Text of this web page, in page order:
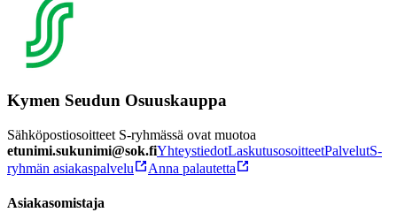
Kymen Seudun Osuuskauppa
Sähköpostiosoitteet S-ryhmässä ovat muotoa
etunimi.sukunimi@sok.fiYhteystiedotLaskutusosoitteetPalvelutS-
ryhmän asiakaspalvelu
Anna palautetta
Asiakasomistaja